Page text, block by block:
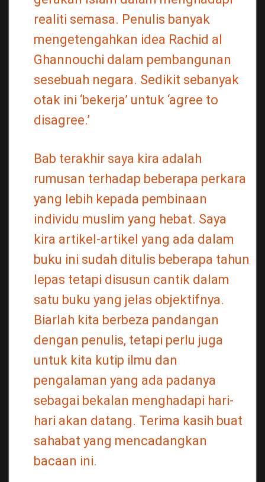
realiti semasa. Penulis banyak
mengetengahkan idea Rachid al
Ghannouchi dalam pembangunan
sesebuah negara. Sedikit sebanyak
otak ini ‘bekerja’ untuk ‘agree to
disagree.’
Bab terakhir saya kira adalah
rumusan terhadap beberapa perkara
yang lebih kepada pembinaan
individu muslim yang hebat. Saya
kira artikel-artikel yang ada dalam
buku ini sudah ditulis beberapa tahun
lepas tetapi disusun cantik dalam
satu buku yang jelas objektifnya.
Biarlah kita berbeza pandangan
dengan penulis, tetapi perlu juga
untuk kita kutip ilmu dan
pengalaman yang ada padanya
sebagai bekalan menghadapi hari-
hari akan datang. Terima kasih buat
sahabat yang mencadangkan
bacaan ini.